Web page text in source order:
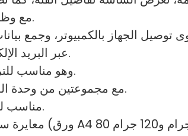
5. مع وظيفة الطباعة لتسجيل معلومات المعاملة.
الجهاز بالكمبيوتر، وجمع
عبر البريد الإلكتروني. لا حاجة لإرسال العملة إلى المصنع.
7. قم بترقية البرنامج باستخدام USB، وهو مناسب للترقية.
8. مع مجموعتين من وحدة المعالجة المركزية، يصبح النظام أكثر قوة.
9. مناسب لكل من الملاحظات الورقية والبلاستيكية.